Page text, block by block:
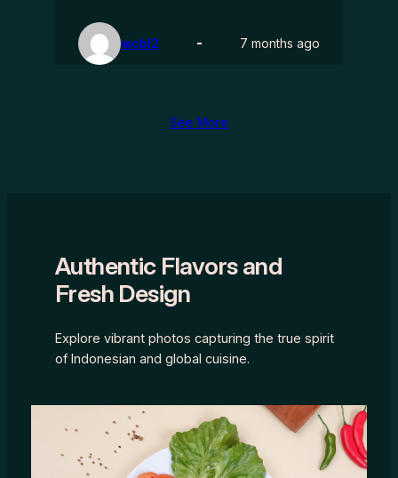
wcbl2 7 months ago
See More
Authentic Flavors and
Fresh Design
Explore vibrant photos capturing the true spirit
of Indonesian and global cuisine.